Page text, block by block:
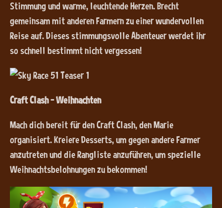
Stimmung und warme, leuchtende Herzen. Brecht
gemeinsam mit anderen Farmern zu einer wundervollen
Reise auf. Dieses stimmungsvolle Abenteuer werdet ihr
so schnell bestimmt nicht vergessen!
Craft Clash – Weihnachten
Mach dich bereit für den Craft Clash, den Marie
organisiert. Kreiere Desserts, um gegen andere Farmer
anzutreten und die Rangliste anzuführen, um spezielle
Weihnachtsbelohnungen zu bekommen!